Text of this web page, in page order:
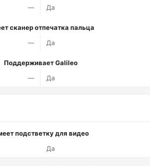
—
Да
сканер отпечатка пальца
—
Да
Поддерживает Galileo
—
Да
подстветку для видео
Да